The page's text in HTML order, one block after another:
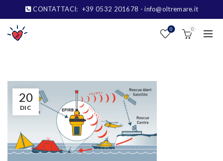
CONTATTACI: +39 0532 201678 - info@oltremare.it
0 0
20
DIC